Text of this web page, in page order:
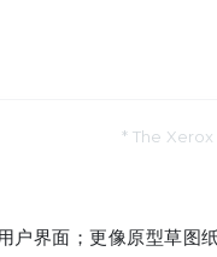
* The
户界面；更像原型草图纸